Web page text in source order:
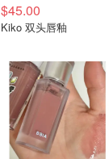
$45.00
Kiko 双头唇釉